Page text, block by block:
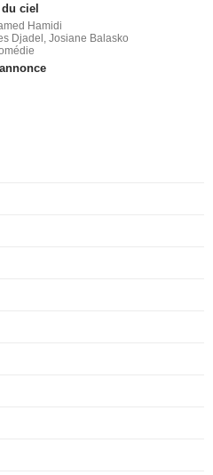
ciel
Hamidi
Djadel, Josiane Balasko